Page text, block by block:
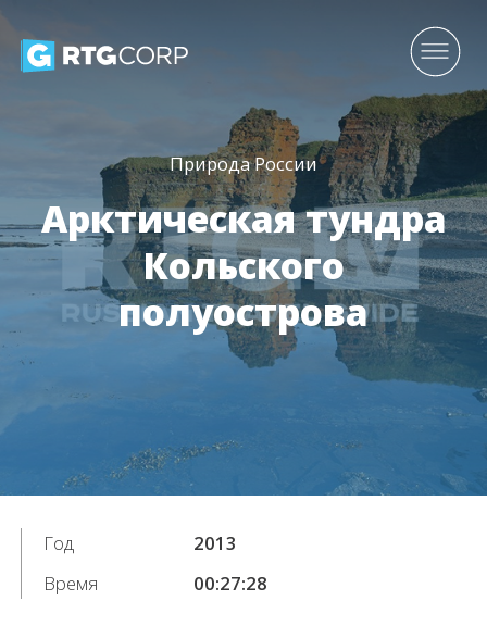
Природа России
Арктическая тундра
Кольского
полуострова
Год
2013
Время
00:27:28